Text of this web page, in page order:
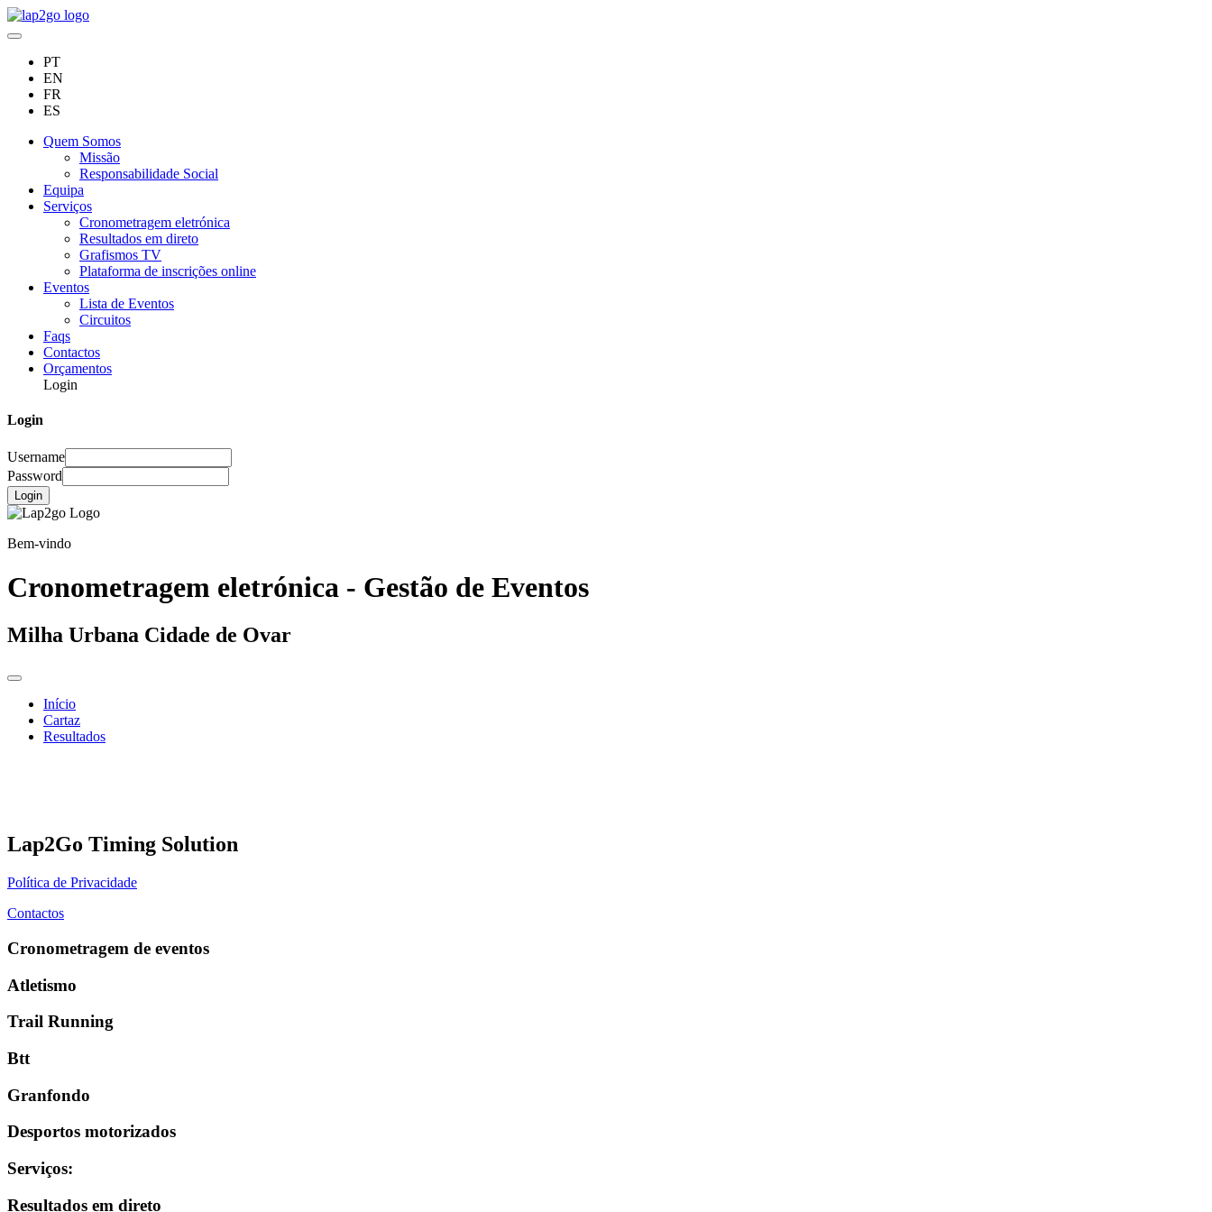
PT
EN
FR
ES
Quem Somos
Missão
Responsabilidade Social
Equipa
Serviços
Cronometragem eletrónica
Resultados em direto
Grafismos TV
Plataforma de inscrições online
Eventos
Lista de Eventos
Circuitos
Faqs
Contactos
Orçamentos
Login
Login
Username
Password
Login
Bem-vindo
Cronometragem eletrónica - Gestão de Eventos
Milha Urbana Cidade de Ovar
Início
Cartaz
Resultados
Lap2Go Timing Solution
Política de Privacidade
Contactos
Cronometragem de eventos
Atletismo
Trail Running
Btt
Granfondo
Desportos motorizados
Serviços:
Resultados em direto